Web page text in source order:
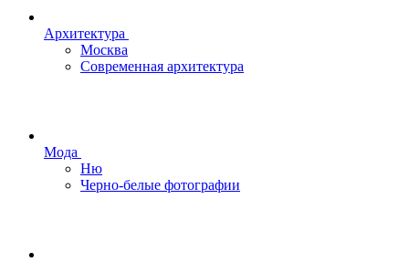
Архитектура
Москва
Современная архитектура
Мода
Ню
Черно-белые фотографии